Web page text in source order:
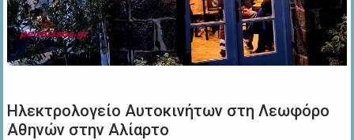
Ηλεκτρολογείο Αυτοκινήτων στη Λεωφόρο
Αθηνών στην Αλίαρτο